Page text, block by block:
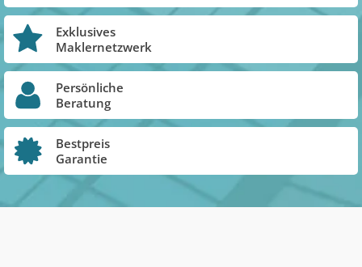
Exklusives
Maklernetzwerk
Persönliche
Beratung
Bestpreis
Garantie